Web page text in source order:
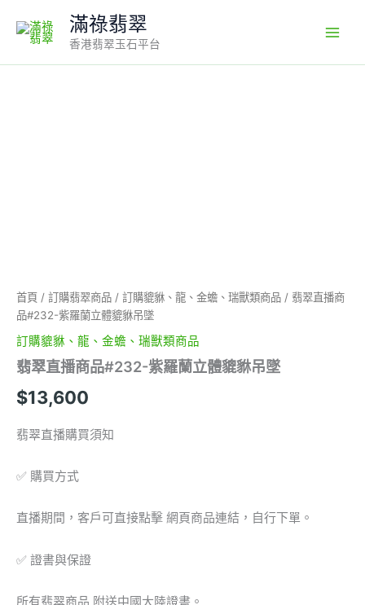
content
滿祿翡翠
香港翡翠玉石平台
首頁 / 訂購翡翠商品 / 訂購貔貅、龍、金蟾、瑞獸類商品 / 翡翠直播商
品#232-紫羅蘭立體貔貅吊墜
訂購貔貅、龍、金蟾、瑞獸類商品
翡翠直播商品#232-紫羅蘭立體貔貅吊墜
$13,600
翡翠直播購買須知
✅ 購買方式
直播期間，客戶可直接點擊 網頁商品連結，自行下單。
✅ 證書與保證
所有翡翠商品 附送中國大陸證書。
貔
貅
吊
墜
數
量